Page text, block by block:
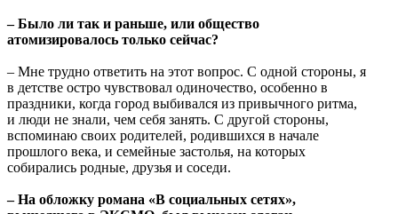
– Было ли так и раньше, или общество
атомизировалось только сейчас?
– Мне трудно ответить на этот вопрос. С одной стороны, я
в детстве остро чувствовал одиночество, особенно в
праздники, когда город выбивался из привычного ритма,
и люди не знали, чем себя занять. С другой стороны,
вспоминаю своих родителей, родившихся в начале
прошлого века, и семейные застолья, на которых
собирались родные, друзья и соседи.
– На обложку романа «В социальных сетях»,